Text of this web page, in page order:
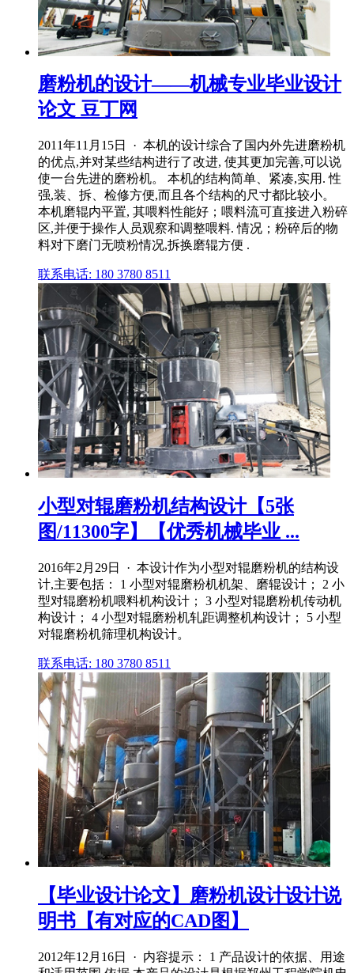
磨粉机的设计——机械专业毕业设计
论文 豆丁网
2011年11月15日 · 本机的设计综合了国内外先进磨粉机
的优点,并对某些结构进行了改进, 使其更加完善,可以说
使一台先进的磨粉机。 本机的结构简单、紧凑,实用. 性
强,装、拆、检修方便,而且各个结构的尺寸都比较小。
本机磨辊内平置, 其喂料性能好；喂料流可直接进入粉碎
区,并便于操作人员观察和调整喂料. 情况；粉碎后的物
料对下磨门无喷粉情况,拆换磨辊方便 .
联系电话: 180 3780 8511
小型对辊磨粉机结构设计【5张
图/11300字】【优秀机械毕业 ...
2016年2月29日 · 本设计作为小型对辊磨粉机的结构设
计,主要包括： 1 小型对辊磨粉机机架、磨辊设计； 2 小
型对辊磨粉机喂料机构设计； 3 小型对辊磨粉机传动机
构设计； 4 小型对辊磨粉机轧距调整机构设计； 5 小型
对辊磨粉机筛理机构设计。
联系电话: 180 3780 8511
【毕业设计论文】磨粉机设计设计说
明书【有对应的CAD图】
2012年12月16日 · 内容提示： 1 产品设计的依据、用途